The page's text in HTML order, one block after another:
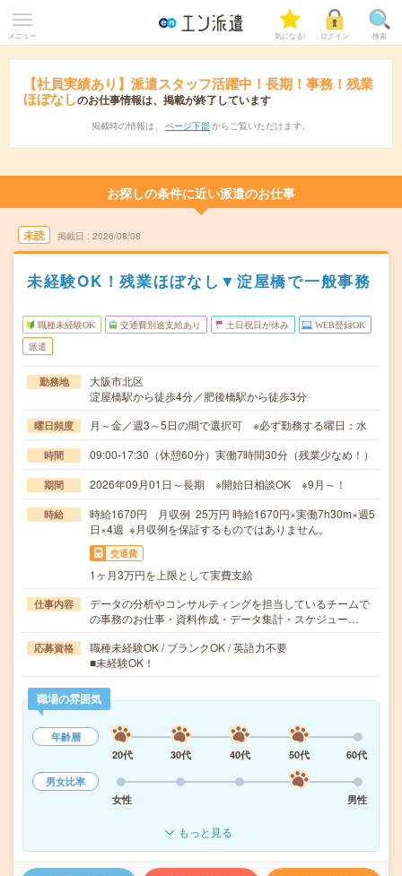
メニュー 気になる! ログイン 検索
【社員実績あり】派遣スタッフ活躍中！長期！事務！残業
ほぼなしのお仕事情報は、掲載が終了しています
掲載時の情報は、 ページ下部 からご覧いただけます。
お探しの条件に近い派遣のお仕事
未読 掲載日 2026/08/08
未経験OK！残業ほぼなし▼淀屋橋で一般事務
職種未経験OK 交通費別途支給あり 土日祝日が休み WEB登録OK
派遣
勤務地
大阪市北区
淀屋橋駅から徒歩4分／肥後橋駅から徒歩3分
曜日頻度 月～金／週3～5日の間で選択可 ※必ず勤務する曜日：水
時間 09:00-17:30（休憩60分）実働7時間30分（残業少なめ！）
期間 2026年09月01日～長期 ※開始日相談OK ※9月～！
時給
時給1670円 月収例 25万円 時給1670円×実働7h30m×週5
日×4週 ※月収例を保証するものではありません。
交通費
1ヶ月3万円を上限として実費支給
仕事内容
データの分析やコンサルティングを担当しているチームで
の事務のお仕事・資料作成・データ集計・スケジュー…
応募資格
職種未経験OK / ブランクOK / 英語力不要
■未経験OK！
職場の雰囲気
年齢層
20代
30代 40代 50代
60代
男女比率
女性
男性
もっと見る